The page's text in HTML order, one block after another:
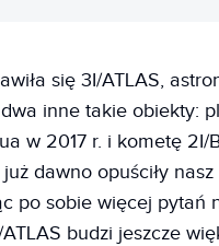
się 3I/ATLAS,
inne takie obiekty:
w 2017 r. i kometę 2I/
dawno opuściły nasz
po sobie więcej pytań
budzi jeszcze